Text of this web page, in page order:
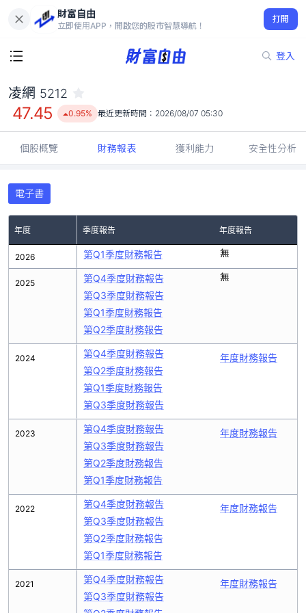
財富自由
立即使用APP，開啟您的股市智慧導航！
打開
登入
47.45
0.95%
凌網 5212
47.45 0.95% 最近更新時間： 2026/08/07 05:30
個股概覽 財務報表 獲利能力 安全性分析
電子書
年度 季度報告 年度報告
2026
2025
2024
2023
2022
2021
第Q1季度財務報告 無
第Q4季度財務報告
第Q3季度財務報告
第Q1季度財務報告
第Q2季度財務報告
無
第Q4季度財務報告
第Q2季度財務報告
第Q1季度財務報告
第Q3季度財務報告
年度財務報告
第Q4季度財務報告
第Q3季度財務報告
第Q2季度財務報告
第Q1季度財務報告
年度財務報告
第Q4季度財務報告
第Q3季度財務報告
第Q2季度財務報告
第Q1季度財務報告
年度財務報告
第Q4季度財務報告
第Q3季度財務報告
年度財務報告